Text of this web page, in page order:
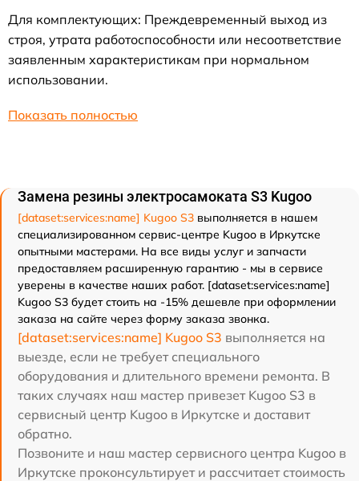
Для комплектующих: Преждевременный выход из
строя, утрата работоспособности или несоответствие
заявленным характеристикам при нормальном
использовании.
Показать полностью
Замена резины электросамоката S3 Kugoo
[dataset:services:name] Kugoo S3 выполняется в нашем
специализированном сервис-центре Kugoo в Иркутске
опытными мастерами. На все виды услуг и запчасти
предоставляем расширенную гарантию - мы в сервисе
уверены в качестве наших работ. [dataset:services:name]
Kugoo S3 будет стоить на -15% дешевле при оформлении
заказа на сайте через форму заказа звонка.
[dataset:services:name] Kugoo S3 выполняется на
выезде, если не требует специального
оборудования и длительного времени ремонта. В
таких случаях наш мастер привезет Kugoo S3 в
сервисный центр Kugoo в Иркутске и доставит
обратно.
Позвоните и наш мастер сервисного центра Kugoo в
Иркутске проконсультирует и рассчитает стоимость